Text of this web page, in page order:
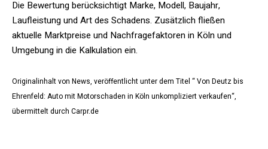
Die Bewertung berücksichtigt Marke, Modell, Baujahr,
Laufleistung und Art des Schadens. Zusätzlich fließen
aktuelle Marktpreise und Nachfragefaktoren in Köln und
Umgebung in die Kalkulation ein.
Originalinhalt von News, veröffentlicht unter dem Titel “ Von Deutz bis
Ehrenfeld: Auto mit Motorschaden in Köln unkompliziert verkaufen“,
übermittelt durch Carpr.de